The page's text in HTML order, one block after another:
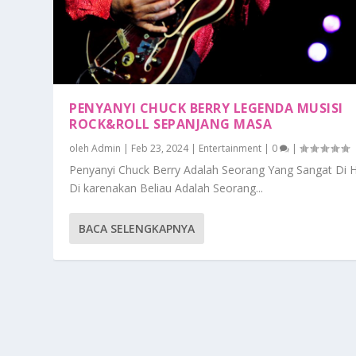
PENYANYI CHUCK BERRY LEGENDA MUSISI
ROCK&ROLL SEPANJANG MASA
olehAdmin | Feb 23, 2024| Entertainment | 0 |
Penyanyi Chuck Berry Adalah Seorang Yang Sangat Di
Di karenakan Beliau Adalah Seorang...
BACA SELENGKAPNYA